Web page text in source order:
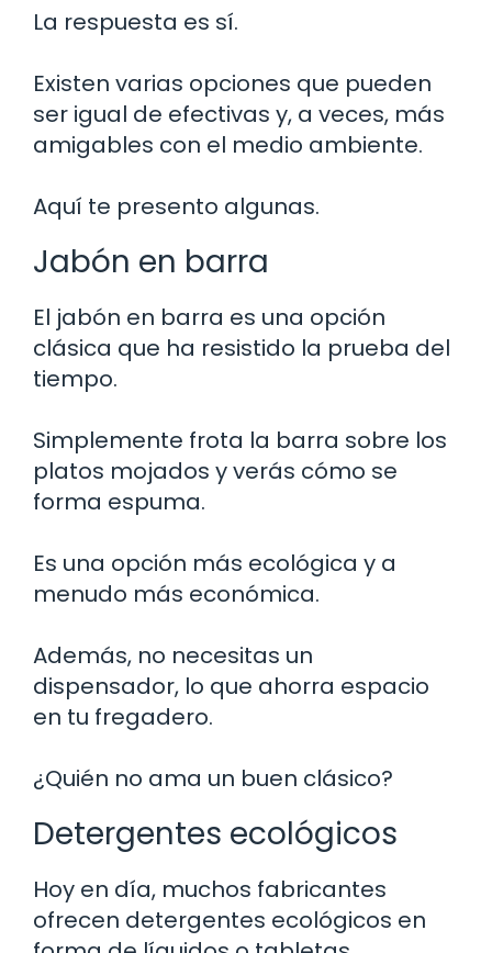
La respuesta es sí.
Existen varias opciones que pueden
ser igual de efectivas y, a veces, más
amigables con el medio ambiente.
Aquí te presento algunas.
Jabón en barra
El jabón en barra es una opción
clásica que ha resistido la prueba del
tiempo.
Simplemente frota la barra sobre los
platos mojados y verás cómo se
forma espuma.
Es una opción más ecológica y a
menudo más económica.
Además, no necesitas un
dispensador, lo que ahorra espacio
en tu fregadero.
¿Quién no ama un buen clásico?
Detergentes ecológicos
Hoy en día, muchos fabricantes
ofrecen detergentes ecológicos en